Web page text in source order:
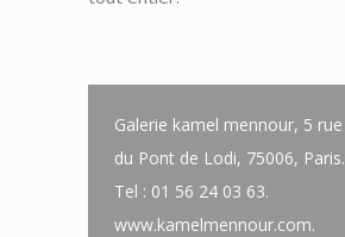
Galerie kamel mennour, 5 rue
du Pont de Lodi, 75006, Paris.
Tel : 01 56 24 03 63.
www.kamelmennour.com.